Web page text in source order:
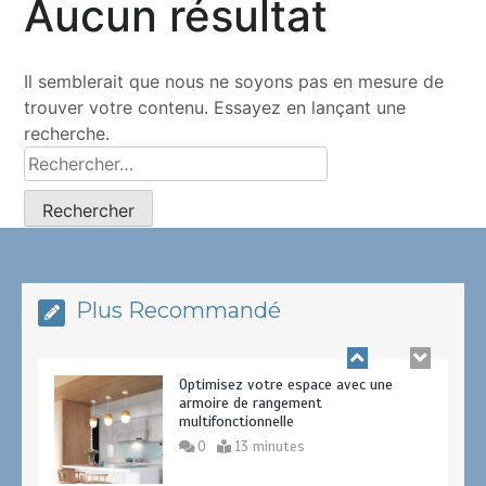
Aucun résultat
Il semblerait que nous ne soyons pas en mesure de
trouver votre contenu. Essayez en lançant une
recherche.
Plus Recommandé
Lampe de table en céramique Fax
adaptée au salon
Optimisez votre espace avec une
armoire de rangement
multifonctionnelle
0 13 minutes